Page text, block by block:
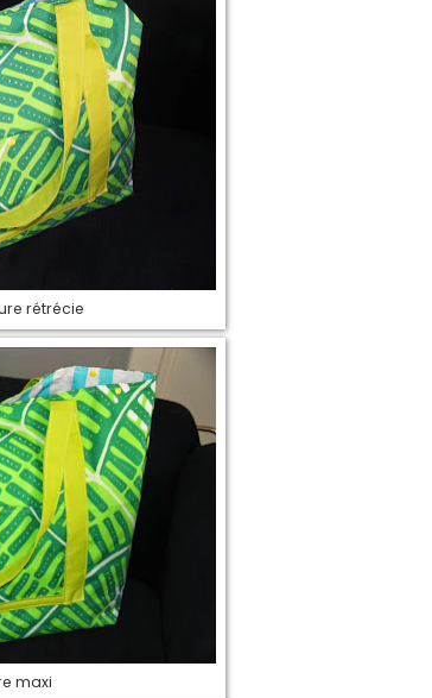
rétrécie
maxi